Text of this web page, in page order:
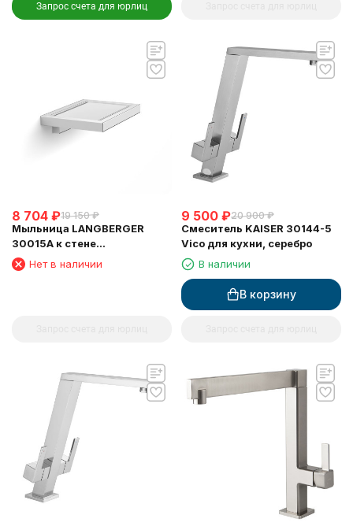
Запрос счета для юрлиц
8 704 ₽19 150 ₽
Мыльница LANGBERGER
30015A к стене
хромированная (L&C)
Нет в наличии
9 500 ₽20 900 ₽
Смеситель KAISER 30144-5
Vico для кухни, серебро
В наличии
В корзину